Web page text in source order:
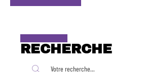
RECHERCHE